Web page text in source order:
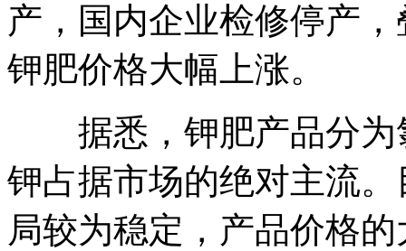
产，国内企业检修停产
钾肥价格大幅上涨。
据悉，钾肥产品分为
钾占据市场的绝对主流
局较为稳定，产品价格